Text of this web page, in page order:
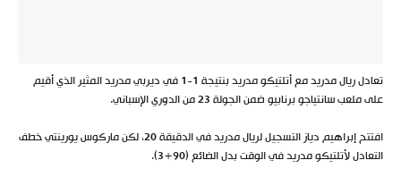
تعادل ريال مدريد مع أتلتيكو مدريد بنتيجة 1-1 في ديربي مدريد المثير الذي أقيم
على ملعب سانتياجو برنابيو ضمن الجولة 23 من الدوري الإسباني.
افتتح إبراهيم دياز التسجيل لريال مدريد في الدقيقة 20، لكن ماركوس يورينتي خطف
التعادل لأتلتيكو مدريد في الوقت بدل الضائع (90+3).